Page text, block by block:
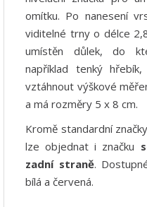
omítku. Po nanesení
viditelné trny o délce
umístěn důlek, do
například tenký
vztáhnout výškové
a má rozměry 5 x 8 cm.
Kromě standardní
lze objednat i značku
zadní straně.
bílá a červená.